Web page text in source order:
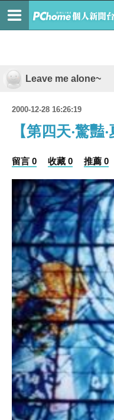
Leave me alone~
2000-12-28 16:26:19
【第四天‧驚豔‧
留言 0 收藏 0 推薦 0